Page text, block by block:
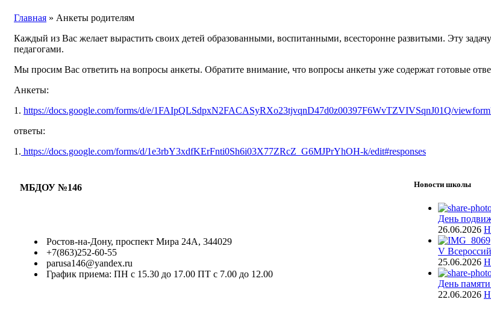
Главная » Анкеты родителям
Каждый из Вас желает вырастить своих детей образованными, воспитанными, всесторонне развитыми. Эту
педагогами.
Мы просим Вас ответить на вопросы анкеты. Обратите внимание, что вопросы анкеты уже содержат готовые
Анкеты:
1. https://docs.google.com/forms/d/e/1FAIpQLSdpxN2FACASyRXo23tjvqnD47d0z00397F6WvTZVIVSqnJ01Q/
ответы:
1. https://docs.google.com/forms/d/1e3rbY3xdfKErFnti0Sh6i03X77ZRcZ_G6MJPrYhOH-k/edit#responses
МБДОУ №146
Ростов-на-Дону, проспект Мира 24А, 344029
+7(863)252-60-55
parusa146@yandex.ru
График приема: ПН с 15.30 до 17.00 ПТ с 7.00 до 12.00
Новости школы
День
26.06.2026
V
25.06.2026
День
22.06.2026